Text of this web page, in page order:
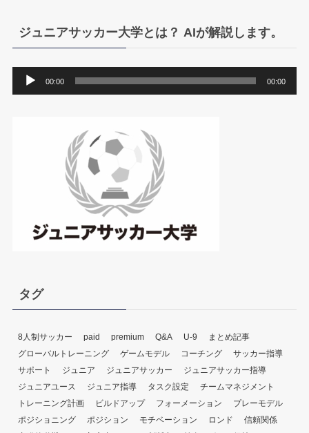
ジュニアサッカー大学とは？ AIが解説します。
声
00:00 00:00
タグ
8人制サッカー paid premium Q&A U-9
まとめ記事
グローバルトレーニング
ゲームモデル コーチング
サッカー指導
サポート
ジュニア ジュニアサッカー
ジュニアサッカー指導
ジュニアユース
ジュニア指導 タスク設定
チームマネジメント
トレーニング計画
ビルドアップ フォーメーション
プレーモデル
ポジショニング
ポジション モチベーション ロンド
信頼関係